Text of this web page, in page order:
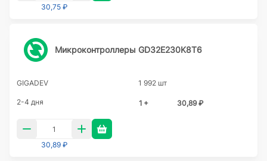
30,75 ₽
Микроконтроллеры GD32E230K8T6
GIGADEV 1 992 шт
2-4 дня 1 + 30,89 ₽
30,89 ₽